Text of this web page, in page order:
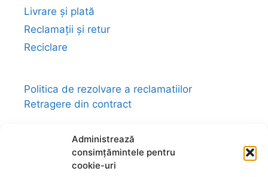
Administrează
consimțămintele pentru
cookie-uri
Livrare și plată
Reclamații și retur
Reciclare
Politica de rezolvare a reclamatiilor
Retragere din contract
Link-uri utile:magazin-fengshui.ro